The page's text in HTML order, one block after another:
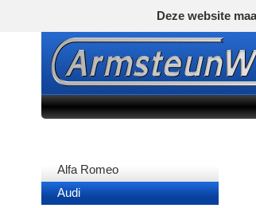
Alfa Romeo
Audi
Deze website